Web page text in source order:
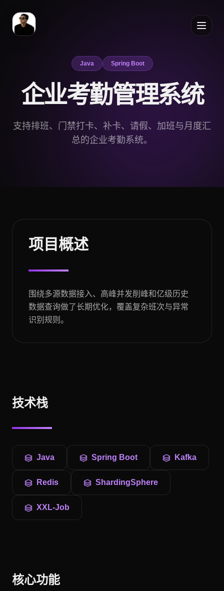
Java Spring Boot
企业考勤管理系统
支持排班、门禁打卡、补卡、请假、加班与月度汇
总的企业考勤系统。
项目概述
围绕多源数据接入、高峰并发削峰和亿级历史
数据查询做了长期优化，覆盖复杂班次与异常
识别规则。
技术栈
Java Spring Boot Kafka
Redis ShardingSphere
XXL-Job
核心功能